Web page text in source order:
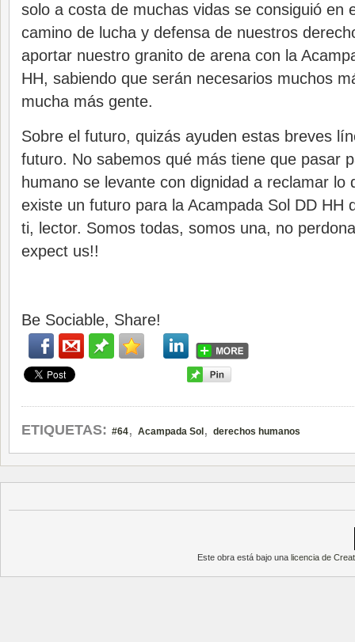
solo a costa de muchas vidas se consiguió en
camino de lucha y defensa de nuestros
aportar nuestro granito de arena con la
HH, sabiendo que serán necesarios muchos
mucha más gente.
Sobre el futuro, quizás ayuden estas breves
futuro. No sabemos qué más tiene que pasar
humano se levante con dignidad a reclamar lo
existe un futuro para la Acampada Sol DD HH
ti, lector. Somos todas, somos una, no
expect us!!
Be Sociable, Share!
ETIQUETAS: #64, Acampada Sol , derechos humanos
Este obra está bajo unalicencia de